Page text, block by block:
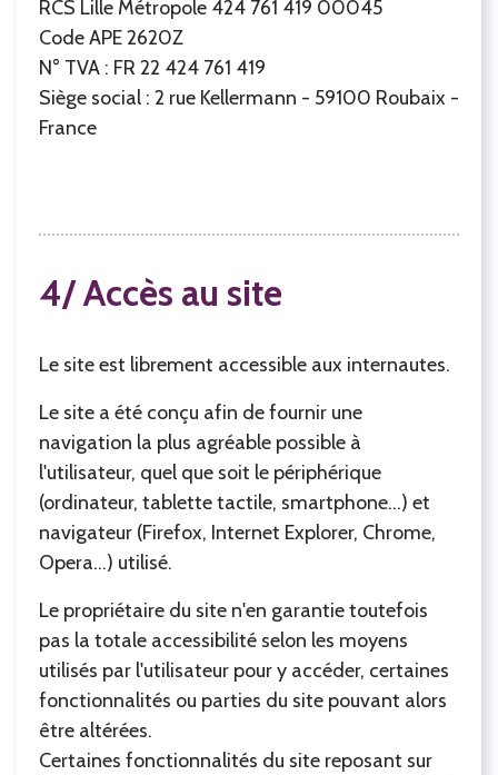
RCS Lille Métropole 424 761 419 00045
Code APE 2620Z
N° TVA : FR 22 424 761 419
Siège social : 2 rue Kellermann - 59100 Roubaix -
France
4/ Accès au site
Le site est librement accessible aux internautes.
Le site a été conçu afin de fournir une
navigation la plus agréable possible à
l'utilisateur, quel que soit le périphérique
(ordinateur, tablette tactile, smartphone...) et
navigateur (Firefox, Internet Explorer, Chrome,
Opera...) utilisé.
Le propriétaire du site n'en garantie toutefois
pas la totale accessibilité selon les moyens
utilisés par l'utilisateur pour y accéder, certaines
fonctionnalités ou parties du site pouvant alors
être altérées.
Certaines fonctionnalités du site reposant sur